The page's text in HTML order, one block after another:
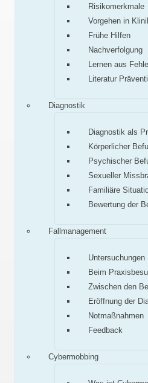
Risikomerkmale
Vorgehen in
Frühe Hilfen
Nachverfolgung
Lernen aus
Literatur
Diagnostik
Diagnostik als
Körperlicher
Psychischer
Sexueller
Familiäre
Bewertung der
Fallmanagement
Untersuchungen
Beim
Zwischen den
Eröffnung der
Notmaßnahmen
Feedback
Cybermobbing